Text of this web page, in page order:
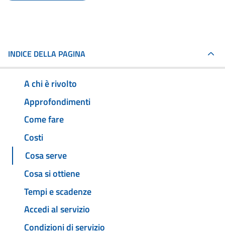
INDICE DELLA PAGINA
A chi è rivolto
Approfondimenti
Come fare
Costi
Cosa serve
Cosa si ottiene
Tempi e scadenze
Accedi al servizio
Condizioni di servizio